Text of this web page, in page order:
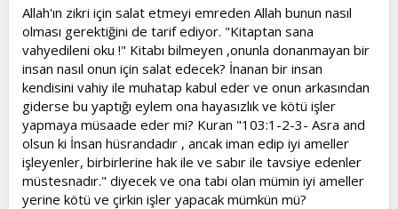
Allah'ın zikri için salat etmeyi emreden Allah bunun nasıl
olması gerektiğini de tarif ediyor. "Kitaptan sana
vahyedileni oku !" Kitabı bilmeyen ,onunla donanmayan bir
insan nasıl onun için salat edecek? İnanan bir insan
kendisini vahiy ile muhatap kabul eder ve onun arkasından
giderse bu yaptığı eylem ona hayasızlık ve kötü işler
yapmaya müsaade eder mi? Kuran "103:1-2-3- Asra and
olsun ki İnsan hüsrandadır , ancak iman edip iyi ameller
işleyenler, birbirlerine hak ile ve sabır ile tavsiye edenler
müstesnadır." diyecek ve ona tabi olan mümin iyi ameller
yerine kötü ve çirkin işler yapacak mümkün mü?